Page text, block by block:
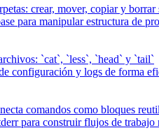
crear, mover, copiar y borrar
para manipular estructura de
`cat`, `less`, `head` y `tail`
configuración y logs de forma
comandos como bloques
para construir flujos de trabajo